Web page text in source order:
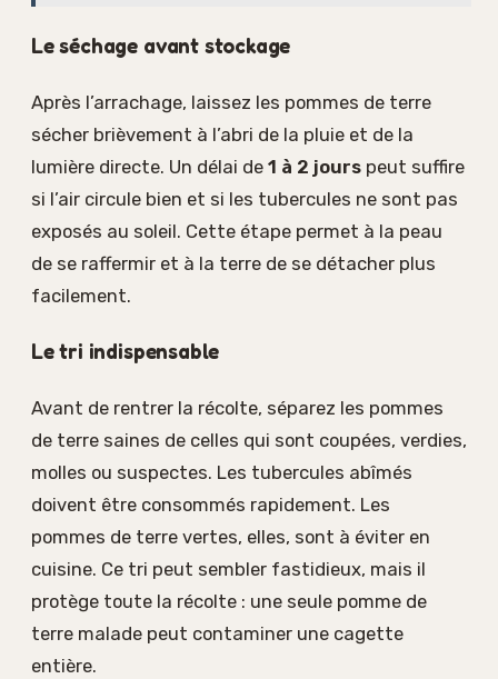
Le séchage avant stockage
Après l’arrachage, laissez les pommes de terre
sécher brièvement à l’abri de la pluie et de la
lumière directe. Un délai de 1 à 2 jours peut suffire
si l’air circule bien et si les tubercules ne sont pas
exposés au soleil. Cette étape permet à la peau
de se raffermir et à la terre de se détacher plus
facilement.
Le tri indispensable
Avant de rentrer la récolte, séparez les pommes
de terre saines de celles qui sont coupées, verdies,
molles ou suspectes. Les tubercules abîmés
doivent être consommés rapidement. Les
pommes de terre vertes, elles, sont à éviter en
cuisine. Ce tri peut sembler fastidieux, mais il
protège toute la récolte : une seule pomme de
terre malade peut contaminer une cagette
entière.